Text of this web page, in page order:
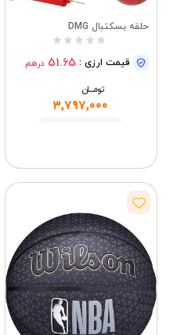
حلقه بسکتبال DMG
قیمت ارزی : 51.65 درهم
تومــــــان
3,797,000